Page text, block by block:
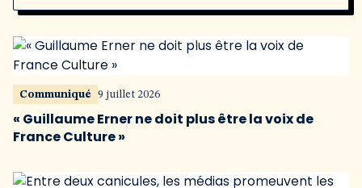
Communiqué 9 juillet 2026
« Guillaume Erner ne doit plus être la voix de
France Culture »